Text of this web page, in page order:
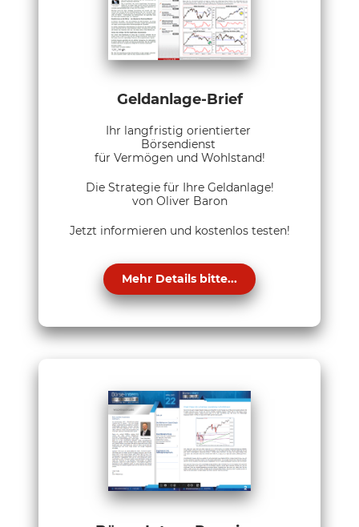
Geldanlage-Brief
Ihr langfristig orientierter
Börsendienst
für Vermögen und Wohlstand!
Die Strategie für Ihre Geldanlage!
von Oliver Baron
Jetzt informieren und kostenlos testen!
Mehr Details bitte...